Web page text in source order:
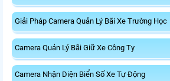
Giải Pháp Camera Quản Lý Bãi Xe Trường Học
Camera Quản Lý Bãi Giữ Xe Công Ty
Camera Nhận Diện Biển Số Xe Tự Động